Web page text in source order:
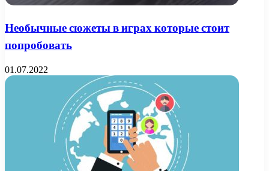
Необычные сюжеты в играх которые стоит
попробовать
01.07.2022